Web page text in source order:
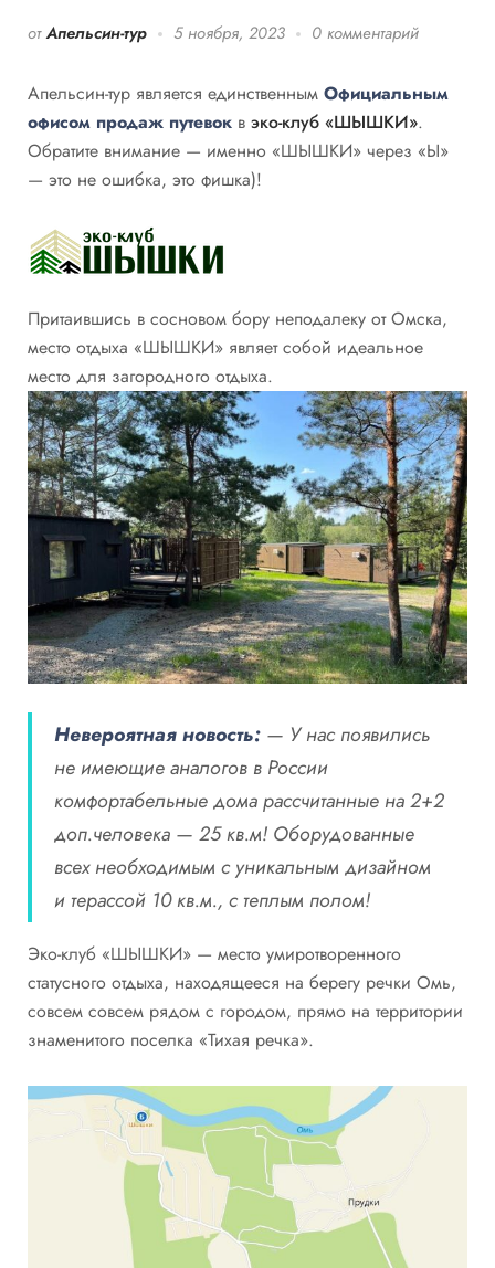
от Апельсин-тур 5 ноября, 2023 0 комментарий
Апельсин-тур является единственным Официальным
офисом продаж путевок в эко-клуб «ШЫШКИ».
Обратите внимание — именно «ШЫШКИ» через «Ы»
— это не ошибка, это фишка)!
Притаившись в сосновом бору неподалеку от Омска,
место отдыха «ШЫШКИ» являет собой идеальное
место для загородного отдыха.
Невероятная новость: — У нас появились
не имеющие аналогов в России
комфортабельные дома рассчитанные на 2+2
доп.человека — 25 кв.м! Оборудованные
всех необходимым с уникальным дизайном
и терассой 10 кв.м., с теплым полом!
Эко-клуб «ШЫШКИ» — место умиротворенного
статусного отдыха, находящееся на берегу речки Омь,
совсем совсем рядом с городом, прямо на территории
знаменитого поселка «Тихая речка».